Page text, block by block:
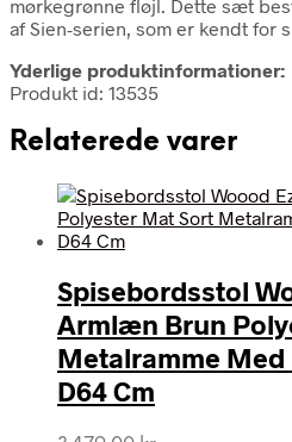
mørkegrønne fløjl. Dette sæt
af Sien-serien, som er kendt for
Yderlige produktinformationer:
Produkt id: 13535
Relaterede varer
Spisebordsstol
Armlæn Brun
Metalramme Med
D64 Cm